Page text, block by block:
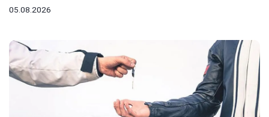
05.08.2026